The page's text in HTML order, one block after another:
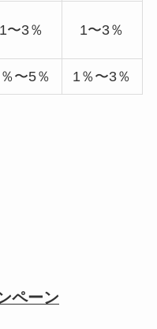
1〜3％ 1〜3％
〜5％ 1％〜3％
ペーン